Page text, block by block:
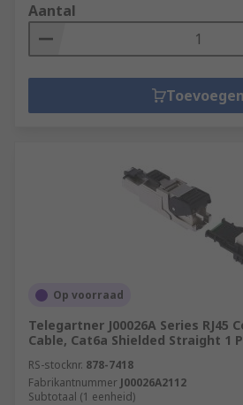
Aantal
Toevoegen
Op voorraad
Telegartner J00026A Series RJ45
Cable, Cat6a Shielded Straight 1
RS-stocknr. 878-7418
Fabrikantnummer J00026A2112
Subtotaal (1 eenheid)